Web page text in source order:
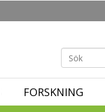
FORSKNING